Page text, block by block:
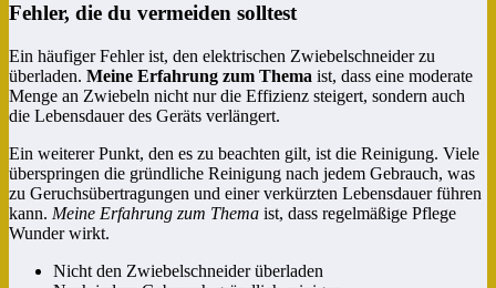
Fehler, die du vermeiden solltest
Ein häufiger Fehler ist, den elektrischen Zwiebelschneider zu
überladen. Meine Erfahrung zum Thema ist, dass eine moderate
Menge an Zwiebeln nicht nur die Effizienz steigert, sondern auch
die Lebensdauer des Geräts verlängert.
Ein weiterer Punkt, den es zu beachten gilt, ist die Reinigung. Viele
überspringen die gründliche Reinigung nach jedem Gebrauch, was
zu Geruchsübertragungen und einer verkürzten Lebensdauer führen
kann. Meine Erfahrung zum Thema ist, dass regelmäßige Pflege
Wunder wirkt.
Nicht den Zwiebelschneider überladen